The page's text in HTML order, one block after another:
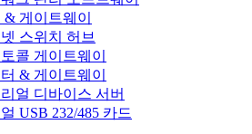
게이트웨이
스위치 허브
콜 게이트웨이
& 게이트웨이
얼 디바이스 서버
USB 232/485 카드